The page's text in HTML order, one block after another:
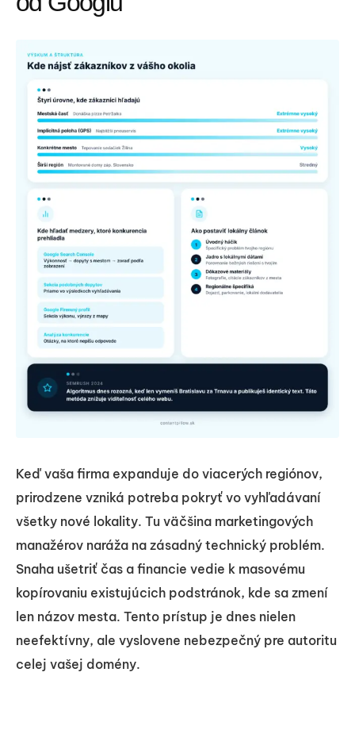
Keď vaša firma expanduje do viacerých regiónov,
prirodzene vzniká potreba pokryť vo vyhľadávaní
všetky nové lokality. Tu väčšina marketingových
manažérov naráža na zásadný technický problém.
Snaha ušetriť čas a financie vedie k masovému
kopírovaniu existujúcich podstránok, kde sa zmení
len názov mesta. Tento prístup je dnes nielen
neefektívny, ale vyslovene nebezpečný pre autoritu
celej vašej domény.